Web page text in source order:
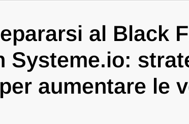
al Black
Systeme.io:
aumentare le